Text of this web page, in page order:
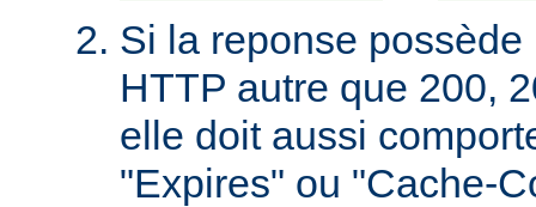
Si la reponse
HTTP autre que 200,
elle doit aussi
"Expires" ou "Cache-